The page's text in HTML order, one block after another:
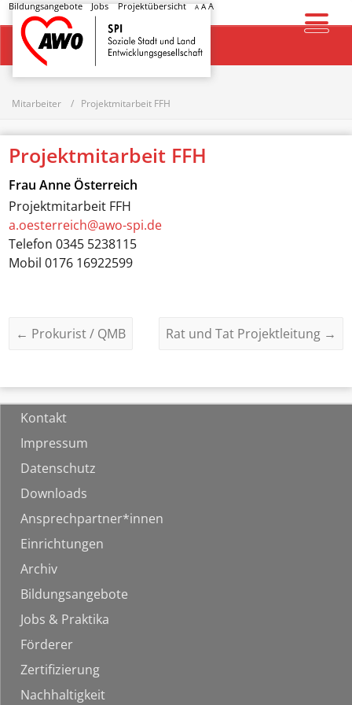
Bildungsangebote Jobs Projektübersicht A AA
Startseite
Mitarbeiter Projektmitarbeit FFH
Projektmitarbeit FFH
Frau Anne Österreich
Projektmitarbeit FFH
a.oesterreich@awo-spi.de
Telefon0345 5238115
Mobil0176 16922599
← Prokurist / QMB Rat und Tat Projektleitung →
Kontakt
Impressum
Datenschutz
Downloads
Ansprechpartner*innen
Einrichtungen
Archiv
Bildungsangebote
Jobs & Praktika
Förderer
Zertifizierung
Nachhaltigkeit